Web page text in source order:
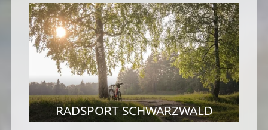
RADSPORT SCHWARZWALD